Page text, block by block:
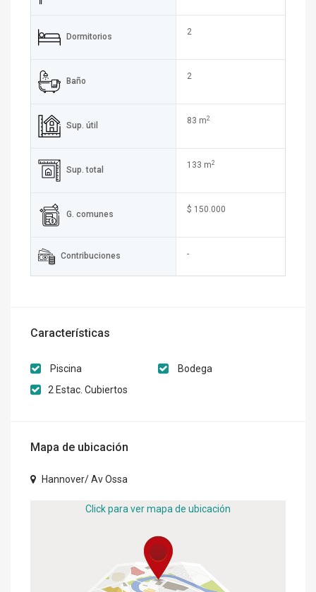
Dormitorios
2
Baño
2
Sup. útil
83 m2
Sup. total
133 m2
G. comunes
$ 150.000
Contribuciones -
Características
Piscina
Bodega
2 Estac. Cubiertos
Mapa de ubicación
Hannover/ Av Ossa
Click para ver mapa de ubicación